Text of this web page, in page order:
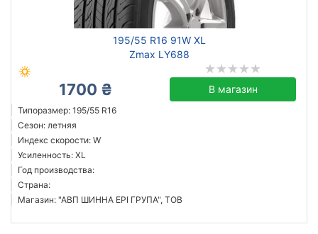
195/55 R16 91W XL
Zmax LY688
1700 ₴ В магазин
Типоразмер: 195/55 R16
Сезон: летняя
Индекс скорости: W
Усиленность: XL
Год производства:
Страна:
Магазин: "АВП ШИННА ЕРІ ГРУПА", ТОВ
Страна производства
Сбросить Подобрать